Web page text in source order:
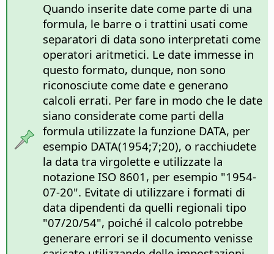
Quando inserite date come parte di una
formula, le barre o i trattini usati come
separatori di data sono interpretati come
operatori aritmetici. Le date immesse in
questo formato, dunque, non sono
riconosciute come date e generano
calcoli errati. Per fare in modo che le date
siano considerate come parti della
formula utilizzate la funzione DATA, per
esempio DATA(1954;7;20), o racchiudete
la data tra virgolette e utilizzate la
notazione ISO 8601, per esempio "1954-
07-20". Evitate di utilizzare i formati di
data dipendenti da quelli regionali tipo
"07/20/54", poiché il calcolo potrebbe
generare errori se il documento venisse